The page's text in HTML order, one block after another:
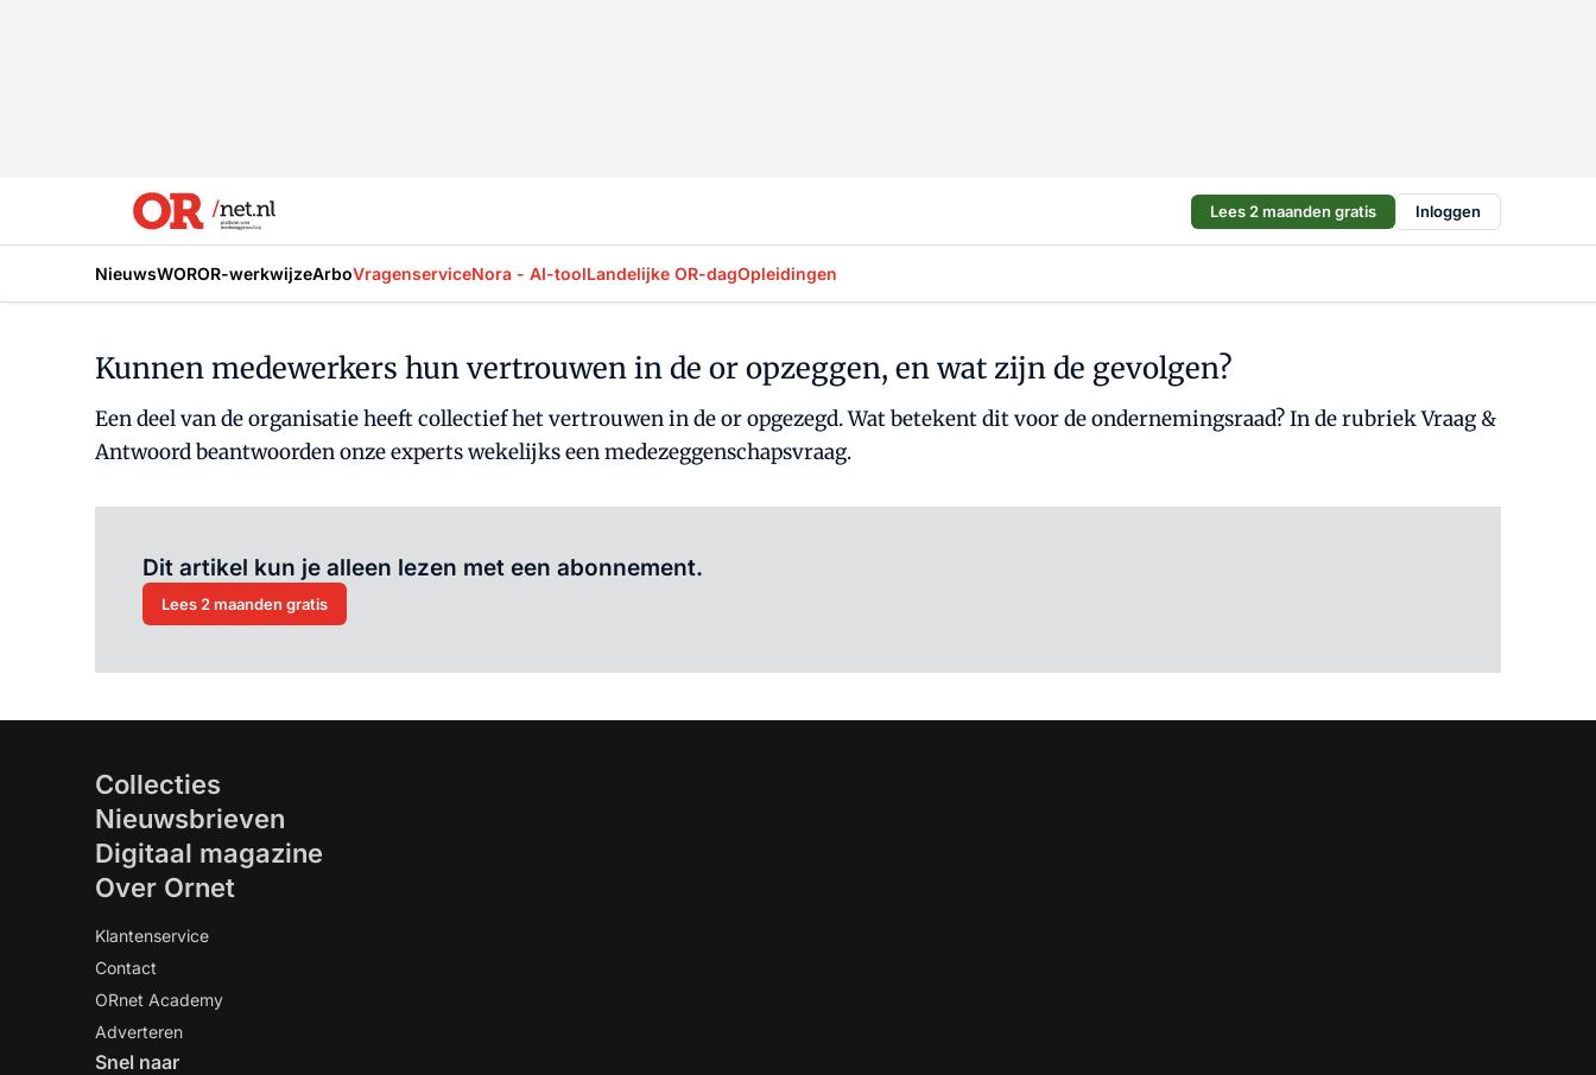
Lees 2 maanden gratis Inloggen
NieuwsWOROR-werkwijzeArboVragenserviceNora - AI-toolLandelijke OR-dagOpleidingen
Kunnen medewerkers hun vertrouwen in de or opzeggen, en wat zijn de gevolgen?
Een deel van de organisatie heeft collectief het vertrouwen in de or opgezegd. Wat betekent dit voor de ondernemingsraad? In de rubriek Vraag &
Antwoord beantwoorden onze experts wekelijks een medezeggenschapsvraag.
Dit artikel kun je alleen lezen met een abonnement.
Lees 2 maanden gratis
Collecties
Nieuwsbrieven
Digitaal magazine
Over Ornet
Klantenservice
Contact
ORnet Academy
Adverteren
Snel naar